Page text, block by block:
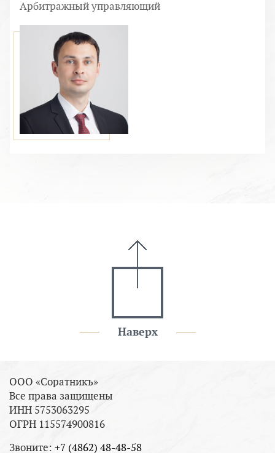
Арбитражный управляющий
Наверх
ООО «Соратникъ»
Все права защищены
ИНН 5753063295
ОГРН 115574900816
Звоните: +7 (4862) 48-48-58